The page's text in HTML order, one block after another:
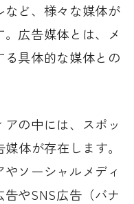
ど、様々な媒体が
広告媒体とは、メ
具体的な媒体との
の中には、スポッ
体が存在します。
ソーシャルメディ
やSNS広告（バナ